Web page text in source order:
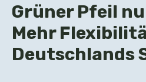
Grüner Pfeil
Mehr
Deutschlands